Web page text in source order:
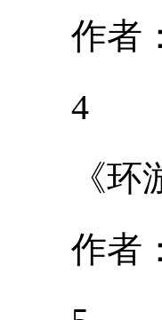
作者：
4
《环游
作者：